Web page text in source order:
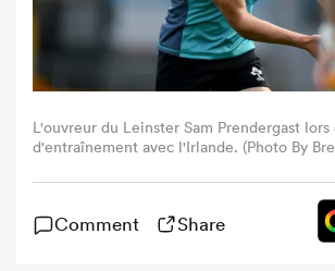
L'ouvreur du Leinster Sam Prendergast lors
d'entraînement avec l'Irlande. (Photo By
Comment Share